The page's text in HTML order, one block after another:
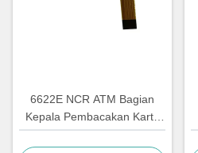
6622E NCR ATM Bagian
Kepala Pembacakan Kartu
Komponen Perbaikan